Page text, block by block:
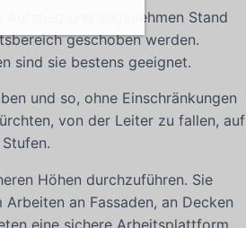
Aufstieg und angenehmen Stand
geschoben werden.
sind sie bestens geeignet.
und so, ohne Einschränkungen
von der Leiter zu fallen, auf
Höhen durchzuführen. Sie
an Fassaden, an Decken
eine sichere Arbeitsplattform